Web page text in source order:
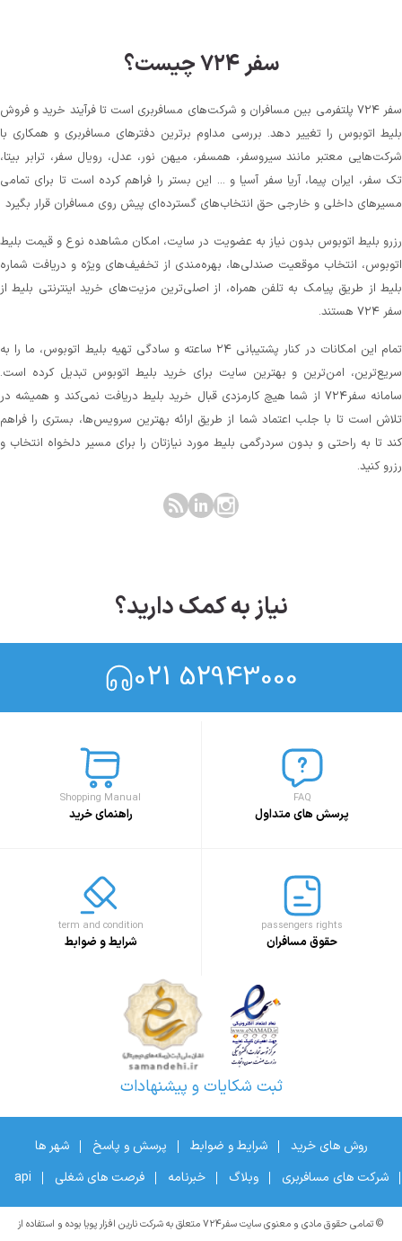
سفر ۷۲۴ چیست؟
سفر ۷۲۴ پلتفرمی بین مسافران و شرکت‌های مسافربری است تا فرآیند خرید و فروش
بلیط اتوبوس را تغییر دهد. بررسی مداوم برترین دفترهای مسافربری و همکاری با
شرکت‌هایی معتبر مانند سیروسفر، همسفر، میهن‌ نور، عدل، رویال سفر، ترابر بیتا،
تک سفر، ایران پیما، آریا سفر آسیا و ... این بستر را فراهم کرده است تا برای تمامی
مسیرهای داخلی و خارجی حق انتخاب‌های گسترده‌ای پیش روی مسافران قرار بگیرد
رزرو بلیط اتوبوس بدون نیاز به عضویت در سایت، امکان مشاهده نوع و قیمت بلیط
اتوبوس، انتخاب موقعیت صندلی‌ها، بهره‌مندی از تخفیف‌های ویژه و دریافت شماره‌
بلیط از طریق پیامک به تلفن همراه، از اصلی‌ترین مزیت‌های خرید اینترنتی بلیط از
سفر ۷۲۴ هستند.
تمام این امکانات در کنار پشتیبانی‌ ۲۴ ساعته و سادگی تهیه بلیط اتوبوس، ما را به
سریع‌ترین، امن‌ترین و بهترین سایت برای خرید بلیط اتوبوس تبدیل کرده است.
سامانه سفر۷۲۴ از شما هیچ کارمزدی قبال خرید بلیط دریافت نمی‌کند و همیشه در
تلاش است تا با جلب اعتماد شما از طریق ارائه بهترین سرویس‌ها، بستری را فراهم
کند تا به راحتی و بدون سردرگمی بلیط مورد نیازتان را برای مسیر دلخواه انتخاب و
رزرو کنید.
نیاز به کمک دارید؟
021 52943000
FAQ
پرسش های متداول
Shopping Manual
راهنمای خرید
passengers rights
حقوق مسافران
term and condition
شرایط و ضوابط
ثبت شکایات و پیشنهادات
روش های خرید شرایط و ضوابط پرسش و پاسخ
شهر ها
شرکت های مسافربری
وبلاگ خبرنامه فرصت های شغلی api
© تمامی حقوق مادی و معنوی سایت سفر۷۲۴ متعلق به شرکت نارین افزار پویا بوده و استفاده از